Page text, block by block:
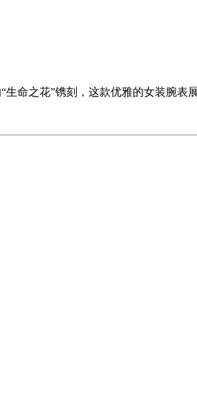
命之花”镌刻，这款优雅的女装腕表